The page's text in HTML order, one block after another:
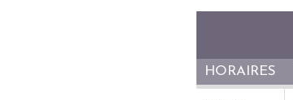
HORAIRES